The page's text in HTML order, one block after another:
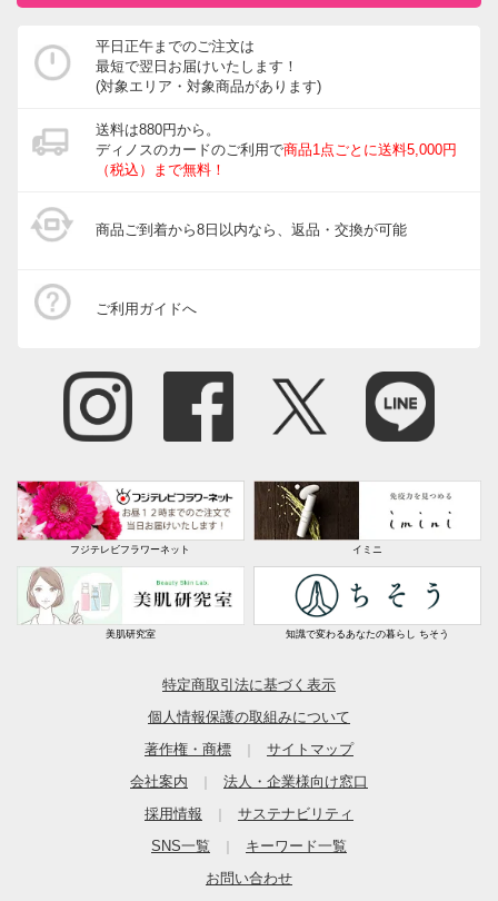
平日正午までのご注文は
最短で翌日お届けいたします！
(対象エリア・対象商品があります)
送料は880円から。
ディノスのカードのご利用で商品1点ごとに送料5,000円
（税込）まで無料！
商品ご到着から8日以内なら、返品・交換が可能
ご利用ガイドへ
フジテレビフラワーネット イミニ
美肌研究室 知識で変わるあなたの暮らし ちそう
特定商取引法に基づく表示
個人情報保護の取組みについて
著作権・商標
サイトマップ
会社案内
法人・企業様向け窓口
採用情報
サステナビリティ
SNS一覧
キーワード一覧
お問い合わせ